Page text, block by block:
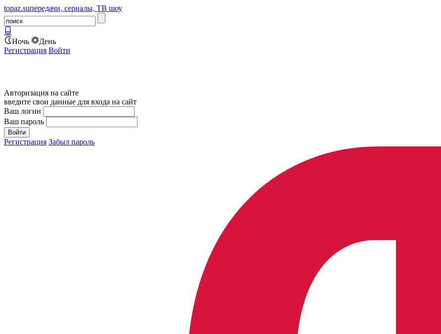
topaz.suпередачи, сериалы, ТВ шоу
Ночь
День
Регистрация Войти
Авторизация на сайте
введите свои данные для входа на сайт
Ваш логин
Ваш пароль
Регистрация Забыл пароль